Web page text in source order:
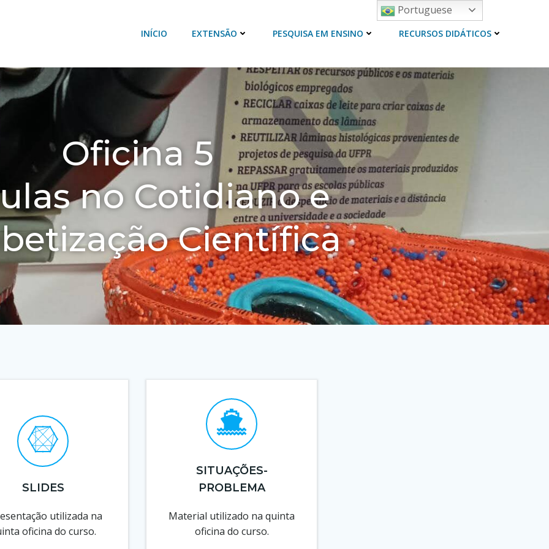
INÍCIO EXTENSÃO PESQUISA EM ENSINO RECURSOS DIDÁTICOS
Oficina 5
no Cotidiano e
Científica
SLIDES
utilizada na
oficina do curso.
SITUAÇÕES-
PROBLEMA
Material utilizado na quinta
oficina do curso.
Portuguese